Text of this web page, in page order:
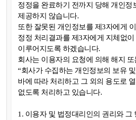
정정을 완료하기 전까지 당해 개인정
제공하지 않습니다.
또한 잘못된 개인정보를 제3자에게
정정 처리결과를 제3자에게 지체없이
이루어지도록 하겠습니다.
회사는 이용자의 요청에 의해 해지
“회사가 수집하는 개인정보의 보유
바에 따라 처리하고 그 외의 용도로
없도록 처리하고 있습니다.
1. 이용자 및 법정대리인의 권리와 그